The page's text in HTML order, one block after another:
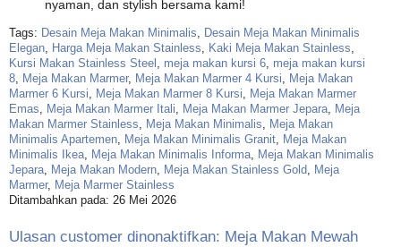
nyaman, dan stylish bersama kami!
Tags: Desain Meja Makan Minimalis, Desain Meja Makan Minimalis
Elegan, Harga Meja Makan Stainless, Kaki Meja Makan Stainless,
Kursi Makan Stainless Steel , meja makan kursi 6, meja makan kursi
8, Meja Makan Marmer, Meja Makan Marmer 4 Kursi, Meja Makan
Marmer 6 Kursi, Meja Makan Marmer 8 Kursi, Meja Makan Marmer
Emas, Meja Makan Marmer Itali, Meja Makan Marmer Jepara, Meja
Makan Marmer Stainless, Meja Makan Minimalis, Meja Makan
Minimalis Apartemen, Meja Makan Minimalis Granit, Meja Makan
Minimalis Ikea, Meja Makan Minimalis Informa, Meja Makan Minimalis
Jepara, Meja Makan Modern, Meja Makan Stainless Gold, Meja
Marmer, Meja Marmer Stainless
Ditambahkan pada: 26 Mei 2026
Ulasan customer dinonaktifkan: Meja Makan Mewah